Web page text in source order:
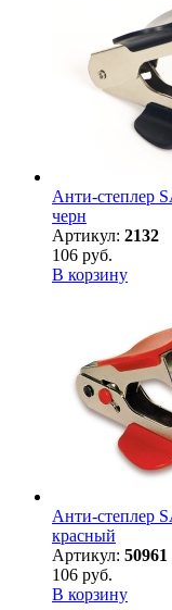
Анти-степлер
черн
Артикул: 2132
106 руб.
В корзину
Анти-степлер
красный
Артикул: 50961
106 руб.
В корзину